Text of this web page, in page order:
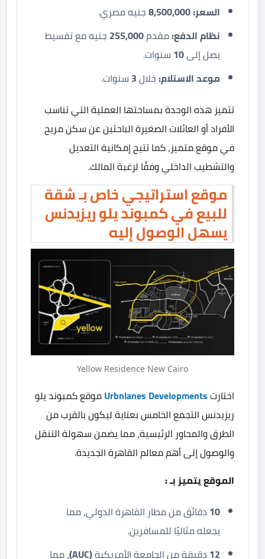
السعر:8,500,000جنيه مصري.
نظامالدفع:مقدم255,000 جنيه مع تقسيط
يصل إلى10 سنوات.
موعد الاستلام: خلال سنوات.
تتميز هذه الوحدة بمساحتها العملية التي تناسب
الأفراد أو العائلات الصغيرة الباحثين عن سكن مريح
في موقع متميز، كما تتيح إمكانية التعديل
والتشطيب الداخلي وفقًا لرغبة المالك.
موقع استراتيجي خاص بـ شقة
للبيع في كمبوند يلو ريزيدنس
يسهل الوصول إليه
Yellow Residence New Cairo
اختارتUrbnlanes Developmentsموقع كمبوند يلو
ريزيدنس التجمع الخامس بعناية ليكون بالقرب من
الطرق والمحاور الرئيسية، مما يضمن سهولة التنقل
والوصول إلى أهم معالم القاهرة الجديدة.
الموقع يتميز بـ :
10 دقائق من مطار القاهرة الدولي، مما
يجعله مثاليًا للمسافرين.
12 دقيقة من الجامعة الأمريكية(AUC) ، مما